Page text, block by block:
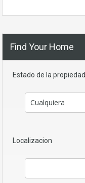
Find Your Home
Estado de la propiedad
Localizacion